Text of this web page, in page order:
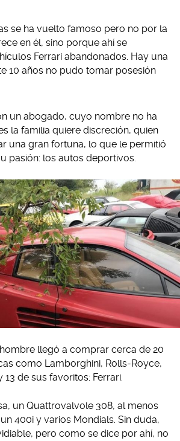
se ha vuelto famoso pero no por la
en él, sino porque ahí se
Ferrari abandonados. Hay una
10 años no pudo tomar posesión
un abogado, cuyo nombre no ha
la familia quiere discreción, quien
una gran fortuna, lo que le permitió
pasión: los autos deportivos.
llegó a comprar cerca de 20
como Lamborghini, Rolls-Royce,
13 de sus favoritos: Ferrari.
un Quattrovalvole 308, al menos
400i y varios Mondials. Sin duda,
pero como se dice por ahí, no